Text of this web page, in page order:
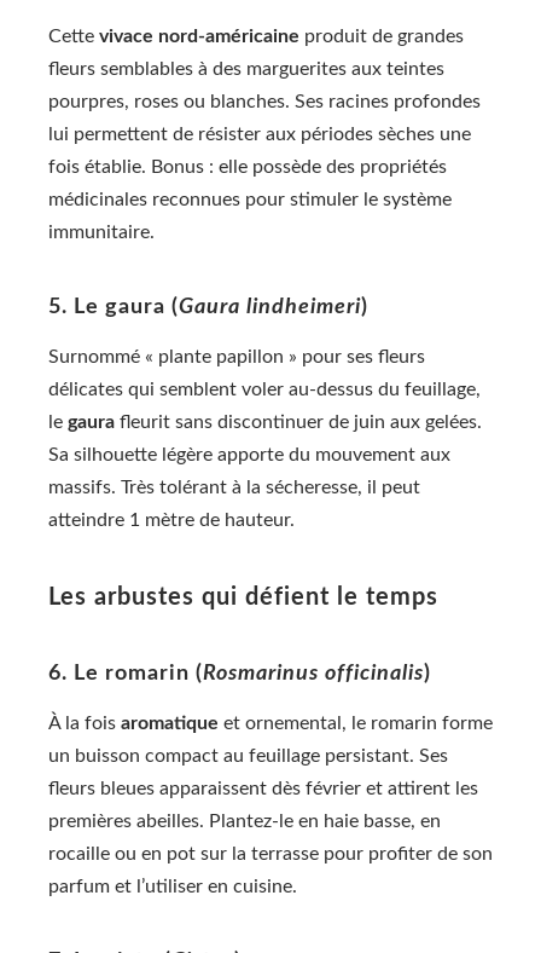
Cette vivace nord-américaine produit de grandes
fleurs semblables à des marguerites aux teintes
pourpres, roses ou blanches. Ses racines profondes
lui permettent de résister aux périodes sèches une
fois établie. Bonus : elle possède des propriétés
médicinales reconnues pour stimuler le système
immunitaire.
5. Le gaura (Gaura lindheimeri)
Surnommé « plante papillon » pour ses fleurs
délicates qui semblent voler au-dessus du feuillage,
le gaura fleurit sans discontinuer de juin aux gelées.
Sa silhouette légère apporte du mouvement aux
massifs. Très tolérant à la sécheresse, il peut
atteindre 1 mètre de hauteur.
Les arbustes qui défient le temps
6. Le romarin (Rosmarinus officinalis)
À la fois aromatique et ornemental, le romarin forme
un buisson compact au feuillage persistant. Ses
fleurs bleues apparaissent dès février et attirent les
premières abeilles. Plantez-le en haie basse, en
rocaille ou en pot sur la terrasse pour profiter de son
parfum et l’utiliser en cuisine.